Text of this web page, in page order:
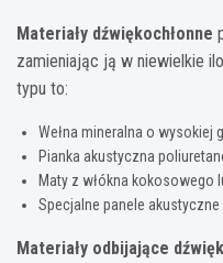
Materiały dźwiękochłonne
zamieniając ją w niewielkie
typu to:
Wełna mineralna o wysokiej
Pianka akustyczna
Maty z włókna kokosowego
Specjalne panele
Materiały odbijające dźwięk